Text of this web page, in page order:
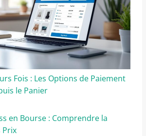
Fois : Les Options de Paiement
le Panier
en Bourse : Comprendre la
Prix